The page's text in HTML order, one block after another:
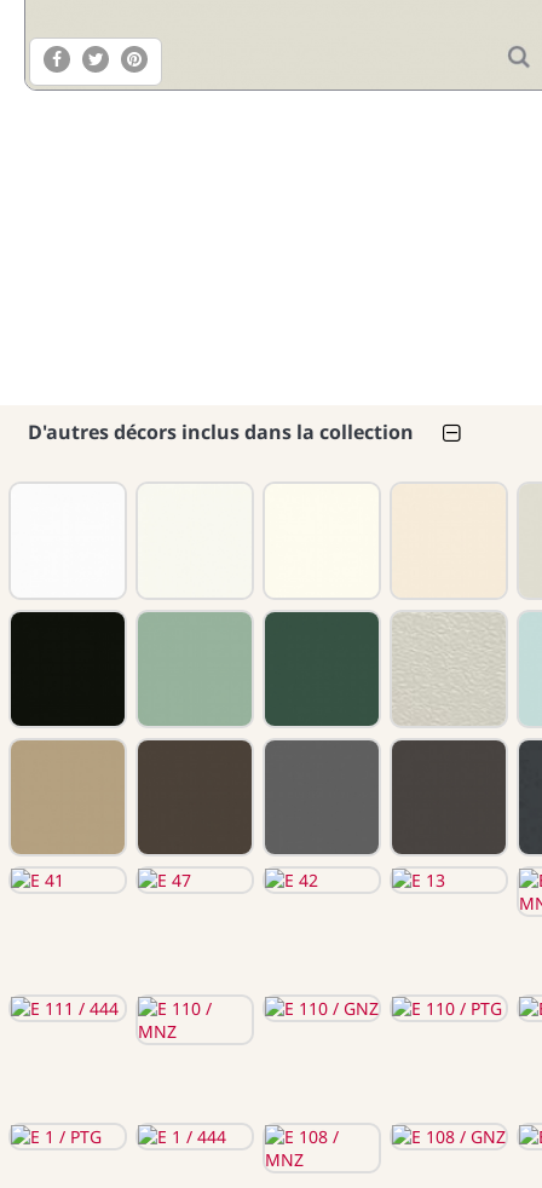
D'autres décors inclus dans la collection